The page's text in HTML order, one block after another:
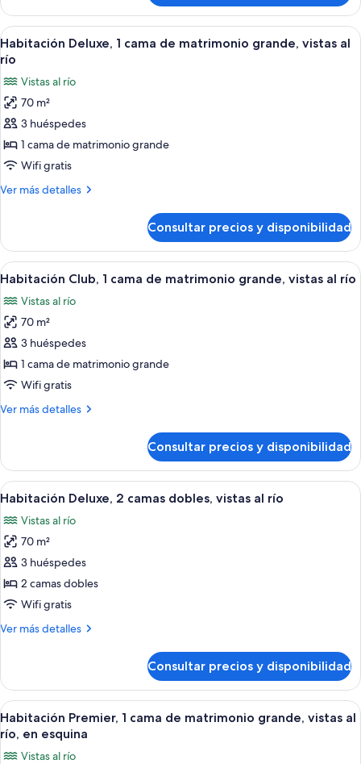
grande
Deluxe,
cama
de
grande
Abrir
todas
fotos
de
Habitación
Deluxe,
1
cama
grande,
vistas
al
río
Un baño moderno con una bañera
7
Habitación Deluxe, 1 cama de matrimonio grande, vistas al
río
Vistas al río
70 m²
3 huéspedes
1 cama de matrimonio grande
Wifi gratis
Ver más detalles
Más
Deluxe,
cama
matrimonio
grande,
vistas
al
río
Consultar precios y disponibilidad
Abrir
todas
las
fotos
de
Habitación
Club,
cama
grande,
vistas
río
Una habitación de hotel moderna
7
Habitación Club, 1 cama de matrimonio grande, vistas al río
Vistas al río
70 m²
3 huéspedes
1 cama de matrimonio grande
Wifi gratis
Ver más detalles
Más
Club,
cama
matrimonio
grande,
vistas
al
río
Consultar precios y disponibilidad
Abrir
todas
las
fotos
de
Habitación
Deluxe,
camas
al
río
Ropa de cama de alta calidad,
6
Habitación Deluxe, 2 camas dobles, vistas al río
Vistas al río
70 m²
3 huéspedes
2 camas dobles
Wifi gratis
Ver más detalles
Más
Deluxe,
camas
dobles,
vistas
al
Consultar precios y disponibilidad
Abrir
todas
las
Un baño moderno con una bañera
7
Habitación Premier, 1 cama de matrimonio grande, vistas al
río, en esquina
Vistas al río